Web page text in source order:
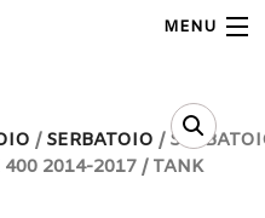
MENU
/ SERBATOIO /
2014-2017 / TANK